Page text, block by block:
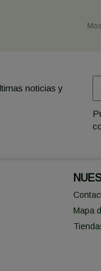
noticias y
Mapa